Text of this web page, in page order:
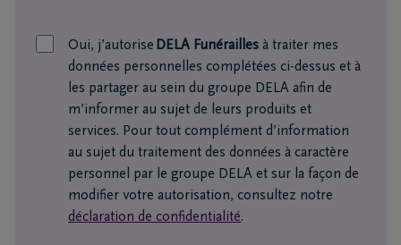
Oui, j’autorise DELA Funérailles à traiter mes
données personnelles complétées ci-dessus et à
les partager au sein du groupe DELA afin de
m’informer au sujet de leurs produits et
services. Pour tout complément d’information
au sujet du traitement des données à caractère
personnel par le groupe DELA et sur la façon de
modifier votre autorisation, consultez notre
déclaration de confidentialité.